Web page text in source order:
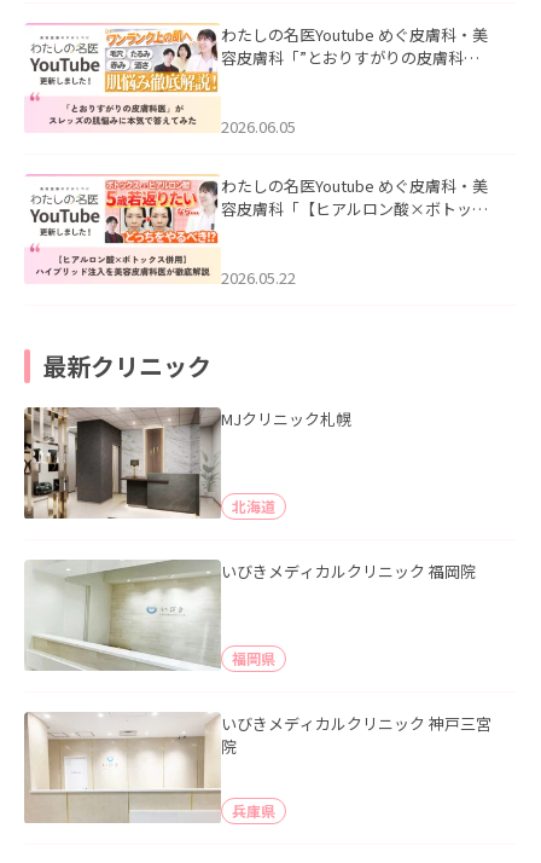
わたしの名医Youtube めぐ皮膚科・美
容皮膚科「”とおりすがりの皮膚科
2026.06.05
わたしの名医Youtube めぐ皮膚科・美
容皮膚科「【ヒアルロン酸×ボトック
た。
2026.05.22
最新クリニック
MJクリニック札幌
北海道
いびきメディカルクリニック 福岡院
福岡県
いびきメディカルクリニック 神戸三宮
院
兵庫県